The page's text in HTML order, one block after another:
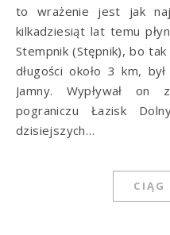
to wrażenie jest jak
kilkadziesiąt lat temu
Stempnik (Stępnik), bo
długości około 3 km,
Jamny. Wypływał
pograniczu Łazisk
dzisiejszych…
CIĄG